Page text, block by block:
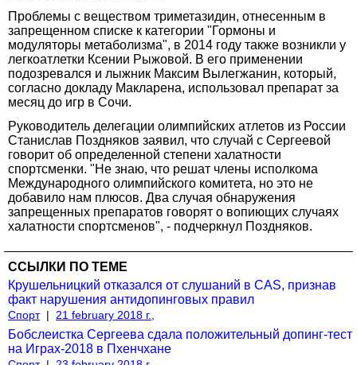
Проблемы с веществом триметазидин, отнесенным в
запрещенном списке к категории "Гормоны и
модуляторы метаболизма", в 2014 году также возникли у
легкоатлетки Ксении Рыжовой. В его применении
подозревался и лыжник Максим Вылегжанин, который,
согласно докладу Макларена, использовал препарат за
месяц до игр в Сочи.
Руководитель делегации олимпийских атлетов из России
Станислав Поздняков заявил, что случай с Сергеевой
говорит об определенной степени халатности
спортсменки. "Не знаю, что решат члены исполкома
Международного олимпийского комитета, но это не
добавило нам плюсов. Два случая обнаружения
запрещенных препаратов говорят о вопиющих случаях
халатности спортсменов", - подчеркнул Поздняков.
ССЫЛКИ ПО ТЕМЕ
Крушельницкий отказался от слушаний в CAS, признав
факт нарушения антидопинговых правил
Спорт | 21 february 2018 г.,
Бобслеистка Сергеева сдала положительный допинг-тест
на Играх-2018 в Пхенчхане